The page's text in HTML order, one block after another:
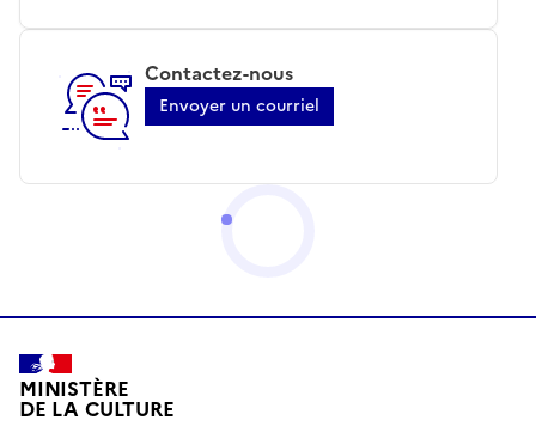
Contactez-nous
Envoyer un courriel
MINISTÈRE
DE LA CULTURE